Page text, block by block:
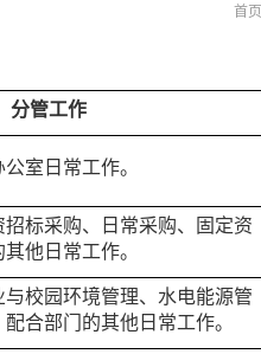
首页
分管工作
室日常工作。
标采购、日常采购、固定资
他日常工作。
校园环境管理、水电能源管
合部门的其他日常工作。